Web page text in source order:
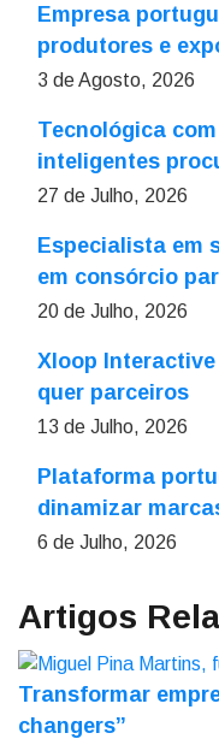
Empresa
produtores e
3 de Agosto, 2026
Tecnológica
inteligentes
27 de Julho, 2026
Especialista em
em consórcio
20 de Julho, 2026
Xloop
quer parceiros
13 de Julho, 2026
Plataforma
dinamizar
6 de Julho, 2026
Artigos
Transformar
changers”